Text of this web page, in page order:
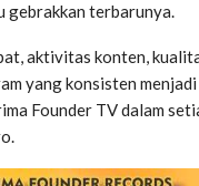
gebrakkan terbarunya.
aktivitas konten,
yang konsisten
Founder TV dalam